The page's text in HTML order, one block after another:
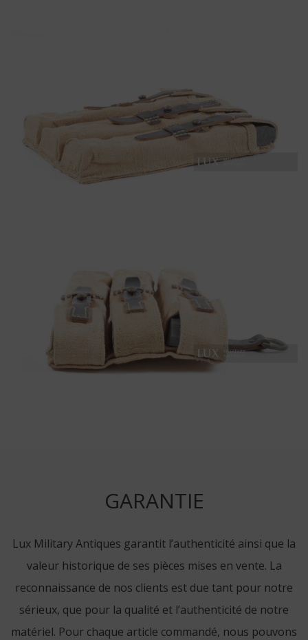
GARANTIE
Lux Military Antiques garantit l’authenticité ainsi que la
valeur historique de ses pièces mises en vente. La
reconnaissance de nos clients est due tant pour notre
sérieux, que pour la qualité et l’authenticité de notre
matériel. Pour chaque article commandé, nous pouvons